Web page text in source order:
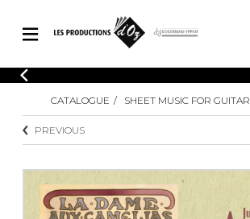
CATALOGUE
Explore our sheet music catalog, rich in
original works and quality arrangements.
SHEET MUSIC FOR GUITAR
LOGIN
Explore our sheet music catalog, rich
in original works and quality
arrangements.
CATALOGUE SHEET MUSIC FOR GUITAR
PREVIOUS